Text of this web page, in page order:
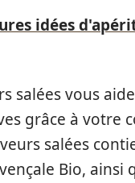
idées
salées vous
grâce à votre
salées
Bio, ainsi